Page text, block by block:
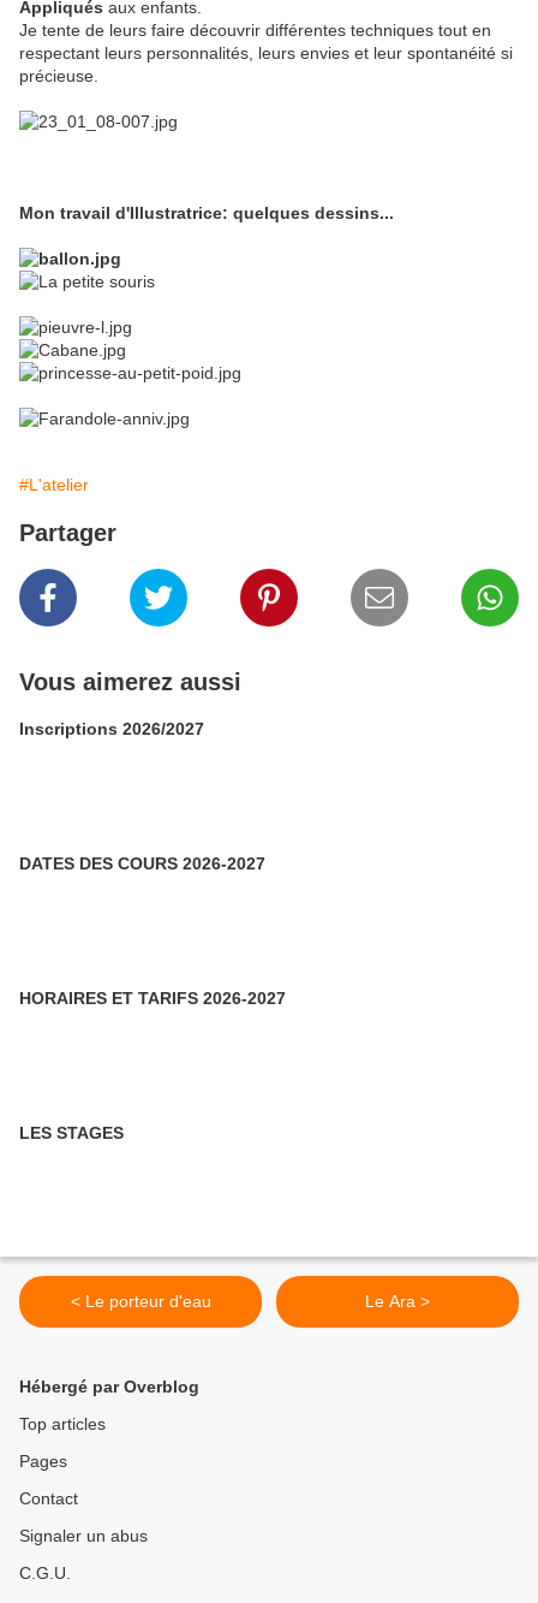
Appliqués aux enfants.
Je tente de leurs faire découvrir différentes techniques tout en
respectant leurs personnalités, leurs envies et leur spontanéité si
précieuse.
Mon travail d'Illustratrice: quelques dessins...
#L'atelier
Partager
Vous aimerez aussi
Inscriptions 2026/2027
DATES DES COURS 2026-2027
HORAIRES ET TARIFS 2026-2027
LES STAGES
< Le porteur d'eau Le Ara >
Hébergé par Overblog
Top articles
Pages
Contact
Signaler un abus
C.G.U.